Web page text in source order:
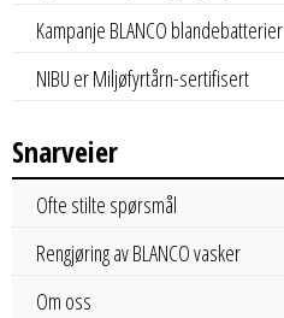
Kampanje BLANCO blandebatterier
NIBU er Miljøfyrtårn-sertifisert
Snarveier
Ofte stilte spørsmål
Rengjøring av BLANCO vasker
Om oss